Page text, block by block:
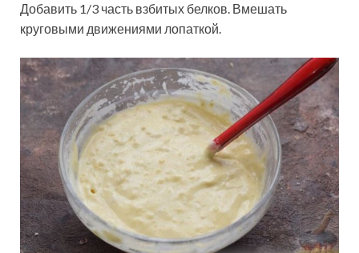
Добавить 1/3 часть взбитых белков. Вмешать
круговыми движениями лопаткой.